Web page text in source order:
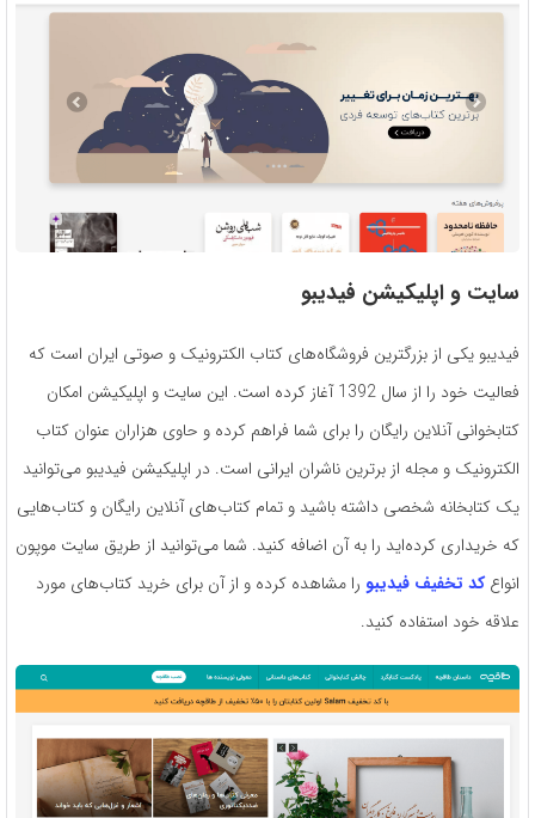
سایت و اپلیکیشن فیدیبو
فیدیبو یکی از بزرگترین فروشگاه‌های کتاب الکترونیک و صوتی ایران است که
فعالیت خود را از سال 1392 آغاز کرده است. این سایت و اپلیکیشن امکان
کتابخوانی آنلاین رایگان را برای شما فراهم کرده و حاوی هزاران عنوان کتاب
الکترونیک و مجله از برترین ناشران ایرانی است. در اپلیکیشن فیدیبو می‌توانید
یک کتابخانه شخصی داشته باشید و تمام کتاب‌های آنلاین رایگان و کتاب‌هایی
که خریداری کرده‌اید را به آن اضافه کنید. شما می‌توانید از طریق سایت موپون
انواعکد تخفیف فیدیبو را مشاهده کرده و از آن برای خرید کتاب‌های مورد
علاقه خود استفاده کنید.